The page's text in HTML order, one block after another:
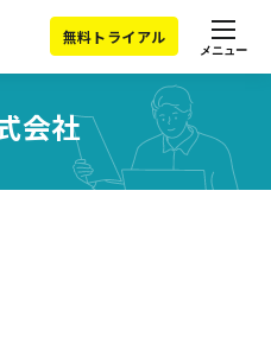
無料トライアル
メニュー
会社